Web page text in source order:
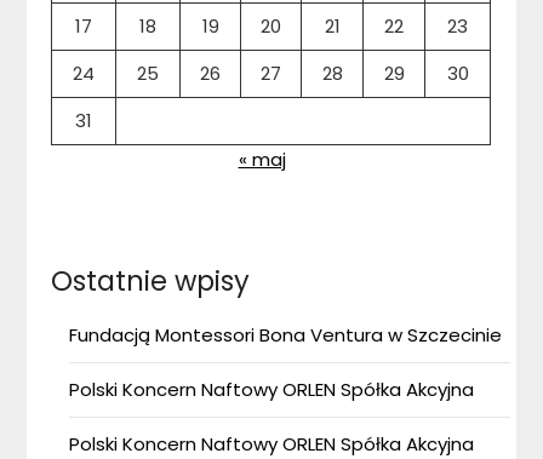
17
18 19 20 21 22
23
24
25 26 27 28 29
30
31
« maj
Ostatnie wpisy
Fundacją Montessori Bona Ventura w Szczecinie
Polski Koncern Naftowy ORLEN Spółka Akcyjna
Polski Koncern Naftowy ORLEN Spółka Akcyjna